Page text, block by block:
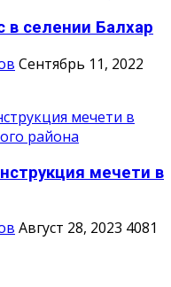
селении Балхар
Сентябрь 11, 2022
мечети в
Август 28, 2023 4081